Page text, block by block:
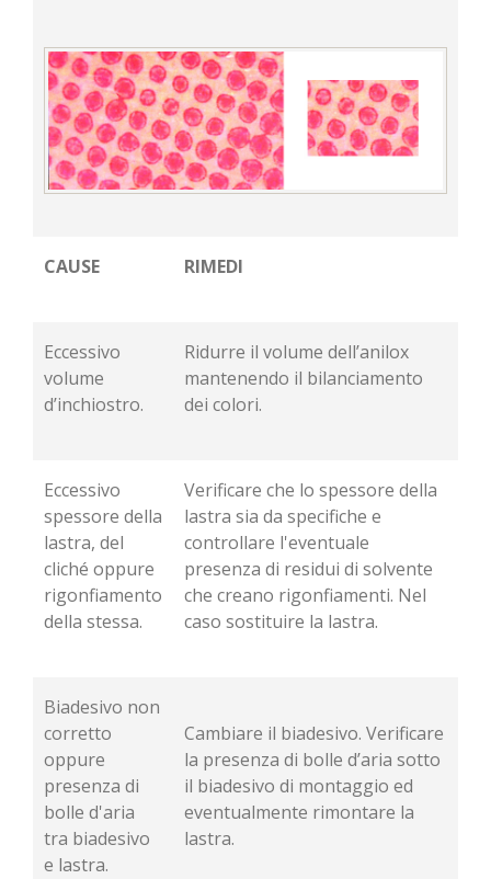
CAUSE RIMEDI
Eccessivo
volume
d’inchiostro.
Ridurre il volume dell’anilox
mantenendo il bilanciamento
dei colori.
Eccessivo
spessore della
lastra, del
cliché oppure
rigonfiamento
della stessa.
Verificare che lo spessore della
lastra sia da specifiche e
controllare l'eventuale
presenza di residui di solvente
che creano rigonfiamenti. Nel
caso sostituire la lastra.
Biadesivo non
corretto
oppure
presenza di
bolle d'aria
tra biadesivo
e lastra.
Cambiare il biadesivo. Verificare
la presenza di bolle d’aria sotto
il biadesivo di montaggio ed
eventualmente rimontare la
lastra.